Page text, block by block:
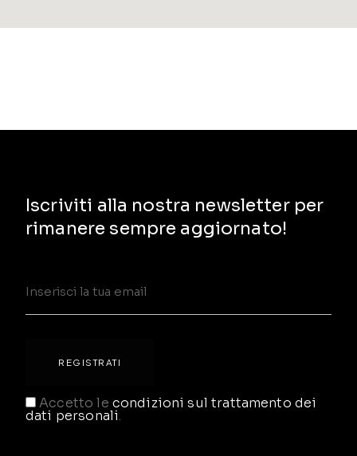
Iscriviti alla nostra newsletter per
rimanere sempre aggiornato!
Accetto le condizioni sul trattamento dei
dati personali.